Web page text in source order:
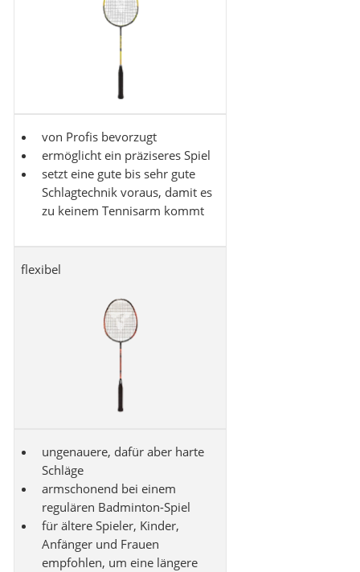
von Profis bevorzugt
ermöglicht ein präziseres Spiel
setzt eine gute bis sehr gute
Schlagtechnik voraus, damit es
zu keinem Tennisarm kommt
flexibel
ungenauere, dafür aber harte
Schläge
armschonend bei einem
regulären Badminton-Spiel
für ältere Spieler, Kinder,
Anfänger und Frauen
empfohlen, um eine längere